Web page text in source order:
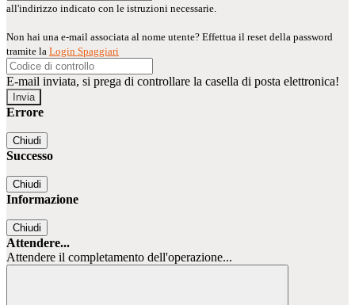
all'indirizzo indicato con le istruzioni necessarie.
Non hai una e-mail associata al nome utente? Effettua il reset della password
tramite la Login Spaggiari
E-mail inviata, si prega di controllare la casella di posta elettronica!
Errore
Chiudi
Successo
Chiudi
Informazione
Chiudi
Attendere...
Attendere il completamento dell'operazione...